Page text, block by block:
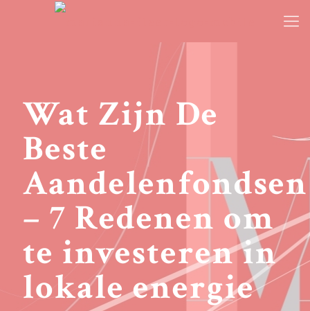
Wat Zijn De
Beste
Aandelenfondsen
– 7 Redenen om
te investeren in
lokale energie